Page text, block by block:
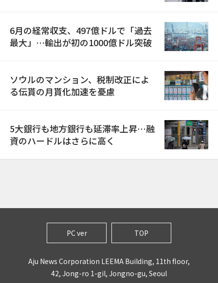
6月の経常収支、497億ドルで「過去
最大」…輸出が初の1000億ドル突破
ソウルのマンション、税制改正によ
る伝貰の月貰化加速を憂慮
5大銀行も地方銀行も延滞率上昇…融
資のハードルはさらに高く
PC ver TOP
Aju News Corporation LEEMA Building, 11th floor,
42, Jong-ro 1-gil, Jongno-gu, Seoul